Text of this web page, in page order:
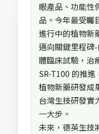
眼產品、功能性
品。今年最受矚
進行中的植物新
邁向關鍵里程碑
體臨床試驗，治
SR-T100 的推
植物新藥研發成
台灣生技研發實
一大步。
未來，德英生技